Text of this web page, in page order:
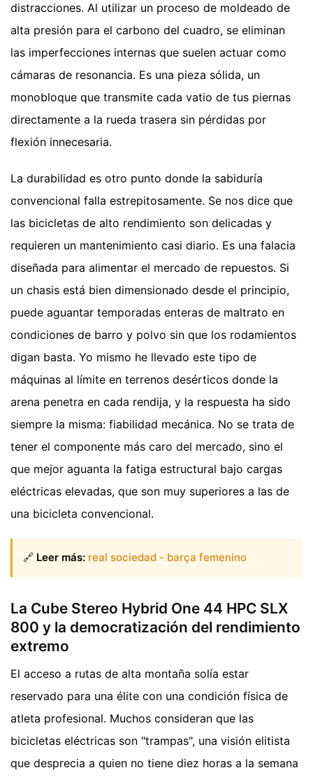
distracciones. Al utilizar un proceso de moldeado de
alta presión para el carbono del cuadro, se eliminan
las imperfecciones internas que suelen actuar como
cámaras de resonancia. Es una pieza sólida, un
monobloque que transmite cada vatio de tus piernas
directamente a la rueda trasera sin pérdidas por
flexión innecesaria.
La durabilidad es otro punto donde la sabiduría
convencional falla estrepitosamente. Se nos dice que
las bicicletas de alto rendimiento son delicadas y
requieren un mantenimiento casi diario. Es una falacia
diseñada para alimentar el mercado de repuestos. Si
un chasis está bien dimensionado desde el principio,
puede aguantar temporadas enteras de maltrato en
condiciones de barro y polvo sin que los rodamientos
digan basta. Yo mismo he llevado este tipo de
máquinas al límite en terrenos desérticos donde la
arena penetra en cada rendija, y la respuesta ha sido
siempre la misma: fiabilidad mecánica. No se trata de
tener el componente más caro del mercado, sino el
que mejor aguanta la fatiga estructural bajo cargas
eléctricas elevadas, que son muy superiores a las de
una bicicleta convencional.
🔗 Leer más: real sociedad - barça femenino
La Cube Stereo Hybrid One 44 HPC SLX
800 y la democratización del rendimiento
extremo
El acceso a rutas de alta montaña solía estar
reservado para una élite con una condición física de
atleta profesional. Muchos consideran que las
bicicletas eléctricas son "trampas", una visión elitista
que desprecia a quien no tiene diez horas a la semana